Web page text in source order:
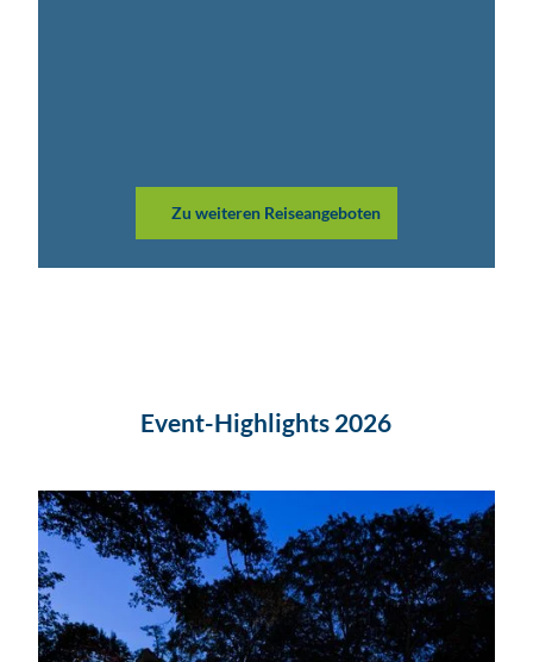
Zu weiteren Reiseangeboten
Event-Highlights 2026